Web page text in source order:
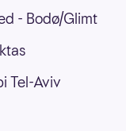
- Bodø/Glimt
Tel-Aviv